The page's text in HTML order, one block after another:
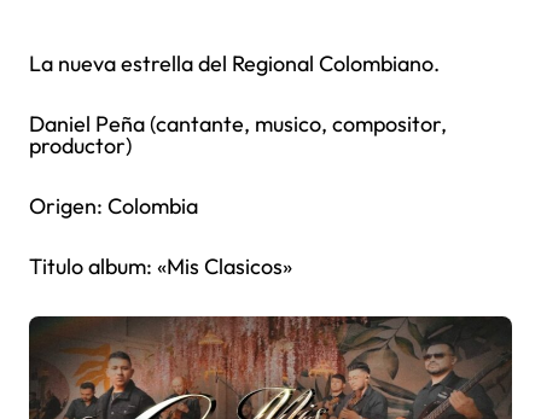
La nueva estrella del Regional Colombiano.
Daniel Peña (cantante, musico, compositor,
productor)
Origen: Colombia
Titulo album: «Mis Clasicos»